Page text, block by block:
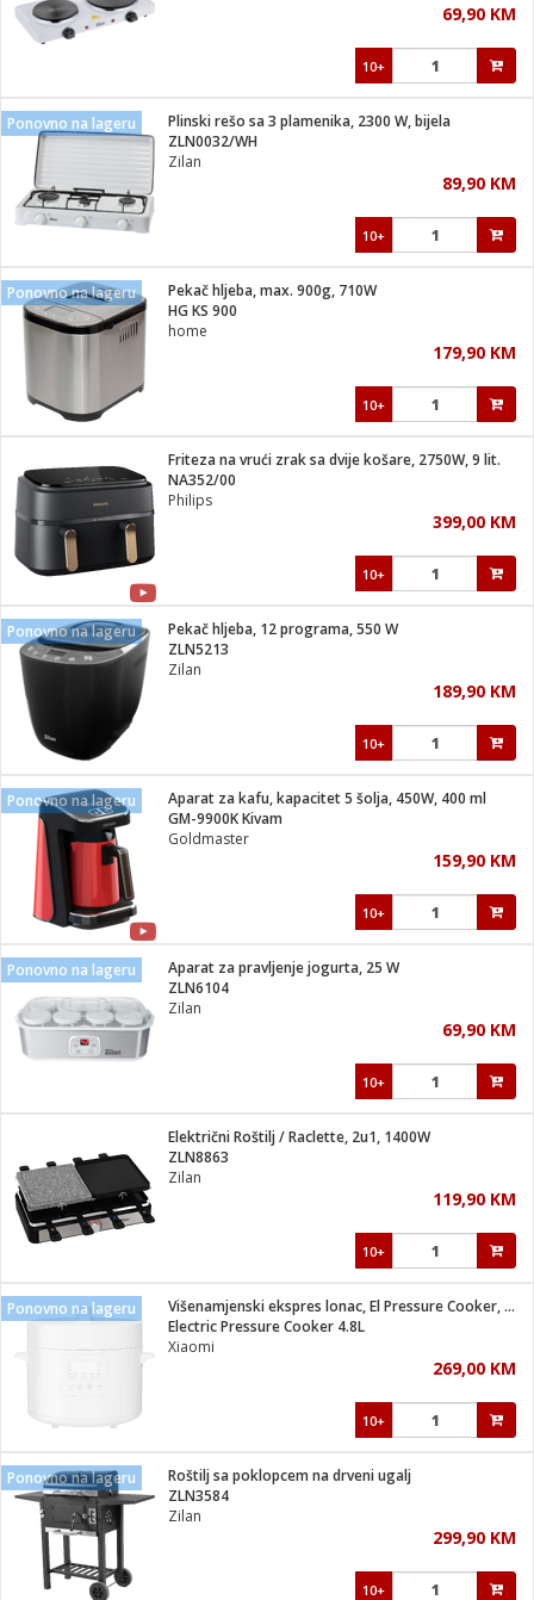
69,90 KM
10+
Ponovno na lageru
Plinski rešo sa 3 plamenika, 2300 W, bijela
ZLN0032/WH
Zilan
89,90 KM
10+
Ponovno na lageru
Pekač hljeba, max. 900g, 710W
HG KS 900
home
179,90 KM
10+
Friteza na vrući zrak sa dvije košare, 2750W, 9 lit.
NA352/00
Philips
399,00 KM
10+
Ponovno na lageru
Pekač hljeba, 12 programa, 550 W
ZLN5213
Zilan
189,90 KM
10+
Ponovno na lageru
Aparat za kafu, kapacitet 5 šolja, 450W, 400 ml
GM-9900K Kivam
Goldmaster
159,90 KM
10+
Ponovno na lageru
Aparat za pravljenje jogurta, 25 W
ZLN6104
Zilan
69,90 KM
10+
Električni Roštilj / Raclette, 2u1, 1400W
ZLN8863
Zilan
119,90 KM
10+
Ponovno na lageru
Višenamjenski ekspres lonac, El Pressure Cooker, 4.8 lit.
Electric Pressure Cooker 4.8L
Xiaomi
269,00 KM
10+
Ponovno na lageru
Roštilj sa poklopcem na drveni ugalj
ZLN3584
Zilan
299,90 KM
10+